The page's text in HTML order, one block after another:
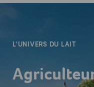
L'UNIVERS DU LAIT